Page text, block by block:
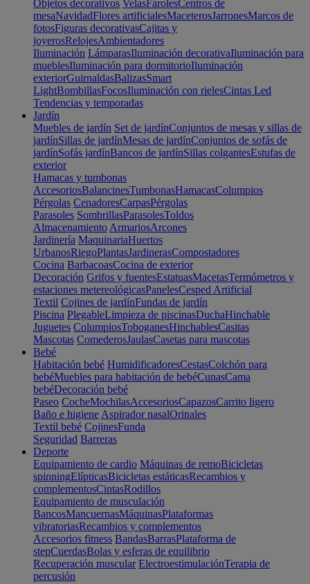
Objetos decorativos VelasFarolesCentros de
mesaNavidadFlores artificialesMaceterosJarronesMarcos de
fotosFiguras decorativasCajitas y
joyerosRelojesAmbientadores
Iluminación LámparasIluminación decorativaIluminación para
mueblesIluminación para dormitorioIluminación
exteriorGuirnaldasBalizasSmart
LightBombillasFocosIluminación con rielesCintas Led
Tendencias y temporadas
Jardín
Muebles de jardín Set de jardínConjuntos de mesas y sillas de
jardínSillas de jardínMesas de jardínConjuntos de sofás de
jardínSofás jardínBancos de jardínSillas colgantesEstufas de
exterior
Hamacas y tumbonas
AccesoriosBalancinesTumbonasHamacasColumpios
Pérgolas CenadoresCarpasPérgolas
Parasoles SombrillasParasolesToldos
Almacenamiento ArmariosArcones
Jardinería MaquinariaHuertos
UrbanosRiegoPlantasJardinerasCompostadores
Cocina BarbacoasCocina de exterior
Decoración Grifos y fuentesEstatuasMacetasTermómetros y
estaciones metereológicasPanelesCesped Artificial
Textil Cojines de jardínFundas de jardín
Piscina PlegableLimpieza de piscinasDuchaHinchable
Juguetes ColumpiosToboganesHinchablesCasitas
Mascotas ComederosJaulasCasetas para mascotas
Bebé
Habitación bebé HumidificadoresCestasColchón para
bebéMuebles para habitación de bebéCunasCama
bebéDecoración bebé
Paseo CocheMochilasAccesoriosCapazosCarrito ligero
Baño e higiene Aspirador nasalOrinales
Textil bebé CojinesFunda
Seguridad Barreras
Deporte
Equipamiento de cardio Máquinas de remoBicicletas
spinningElípticasBicicletas estáticasRecambios y
complementosCintasRodillos
Equipamiento de musculación
BancosMancuernasMáquinasPlataformas
vibratoriasRecambios y complementos
Accesorios fitness BandasBarrasPlataforma de
stepCuerdasBolas y esferas de equilibrio
Recuperación muscular ElectroestimulaciónTerapia de
percusión